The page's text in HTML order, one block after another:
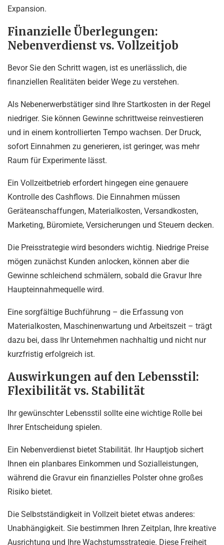
Expansion.
Finanzielle Überlegungen:
Nebenverdienst vs. Vollzeitjob
Bevor Sie den Schritt wagen, ist es unerlässlich, die
finanziellen Realitäten beider Wege zu verstehen.
Als Nebenerwerbstätiger sind Ihre Startkosten in der Regel
niedriger. Sie können Gewinne schrittweise reinvestieren
und in einem kontrollierten Tempo wachsen. Der Druck,
sofort Einnahmen zu generieren, ist geringer, was mehr
Raum für Experimente lässt.
Ein Vollzeitbetrieb erfordert hingegen eine genauere
Kontrolle des Cashflows. Die Einnahmen müssen
Geräteanschaffungen, Materialkosten, Versandkosten,
Marketing, Büromiete, Versicherungen und Steuern decken.
Die Preisstrategie wird besonders wichtig. Niedrige Preise
mögen zunächst Kunden anlocken, können aber die
Gewinne schleichend schmälern, sobald die Gravur Ihre
Haupteinnahmequelle wird.
Eine sorgfältige Buchführung – die Erfassung von
Materialkosten, Maschinenwartung und Arbeitszeit – trägt
dazu bei, dass Ihr Unternehmen nachhaltig und nicht nur
kurzfristig erfolgreich ist.
Auswirkungen auf den Lebensstil:
Flexibilität vs. Stabilität
Ihr gewünschter Lebensstil sollte eine wichtige Rolle bei
Ihrer Entscheidung spielen.
Ein Nebenverdienst bietet Stabilität. Ihr Hauptjob sichert
Ihnen ein planbares Einkommen und Sozialleistungen,
während die Gravur ein finanzielles Polster ohne großes
Risiko bietet.
Die Selbstständigkeit in Vollzeit bietet etwas anderes:
Unabhängigkeit. Sie bestimmen Ihren Zeitplan, Ihre kreative
Ausrichtung und Ihre Wachstumsstrategie. Diese Freiheit